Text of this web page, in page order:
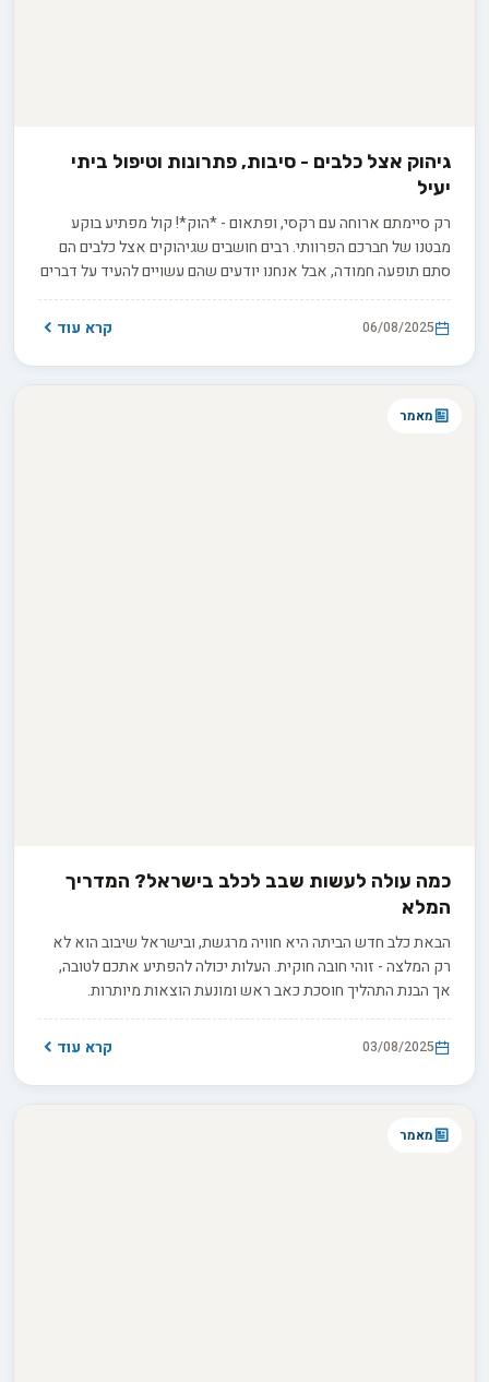
גיהוק אצל כלבים - סיבות, פתרונות וטיפול ביתי
יעיל
רק סיימתם ארוחה עם רקסי, ופתאום - *הוק*! קול מפתיע בוקע
מבטנו של חברכם הפרוותי. רבים חושבים שגיהוקים אצל כלבים הם
סתם תופעה חמודה, אבל אנחנו יודעים שהם עשויים להעיד על דברים
חשובים בבריאותו. בואו נגלה יחד את הסודות שמסתתרים מאחורי
הקונצרט הבטני הזה.
06/08/2025 קרא עוד
מאמר
כמה עולה לעשות שבב לכלב בישראל? המדריך
המלא
הבאת כלב חדש הביתה היא חוויה מרגשת, ובישראל שיבוב הוא לא
רק המלצה - זוהי חובה חוקית. העלות יכולה להפתיע אתכם לטובה,
אך הבנת התהליך חוסכת כאב ראש ומונעת הוצאות מיותרות.
הצטרפו אלינו למדריך מקיף שיעזור לכם לנווט בתהליך בחוכמה.
03/08/2025 קרא עוד
מאמר